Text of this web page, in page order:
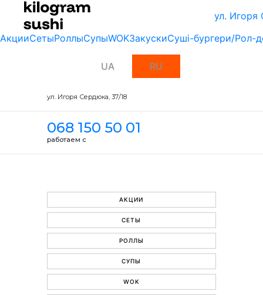
ул. Игоря
АкцииСетыРоллыСупыWOKЗакускиСуші-бургери/Рол-
UA RU
ул. Игоря Сердюка, 37/18
068 150 50 01
работаем с
АКЦИИ
СЕТЫ
РОЛЛЫ
СУПЫ
WOK